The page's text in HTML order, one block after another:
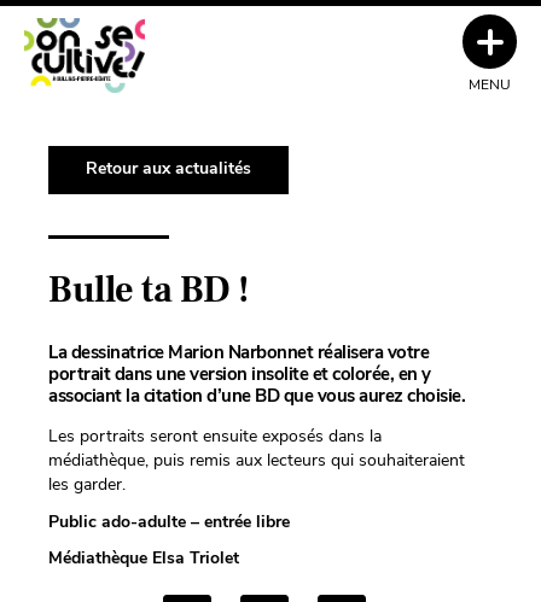
Retour aux actualités
Bulle ta BD !
La dessinatrice Marion Narbonnet réalisera votre
portrait dans une version insolite et colorée, en y
associant la citation d’une BD que vous aurez choisie.
Les portraits seront ensuite exposés dans la
médiathèque, puis remis aux lecteurs qui souhaiteraient
les garder.
Public ado-adulte – entrée libre
Médiathèque Elsa Triolet
MENU